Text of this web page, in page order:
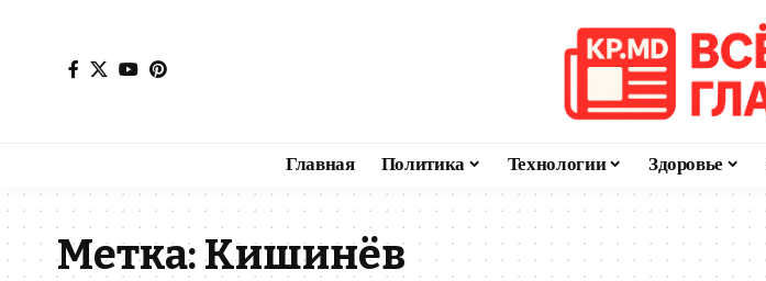
Главная Политика Технологии Здоровье
Метка:Кишинёв